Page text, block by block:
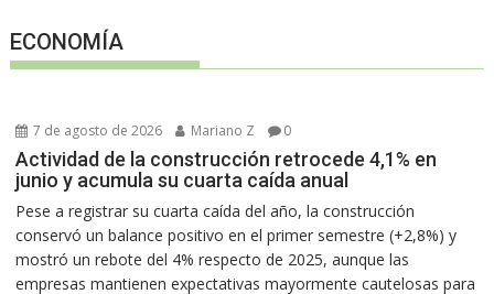
ECONOMÍA
7 de agosto de 2026 Mariano Z 0
Actividad de la construcción retrocede 4,1% en
junio y acumula su cuarta caída anual
Pese a registrar su cuarta caída del año, la construcción
conservó un balance positivo en el primer semestre (+2,8%) y
mostró un rebote del 4% respecto de 2025, aunque las
empresas mantienen expectativas mayormente cautelosas para